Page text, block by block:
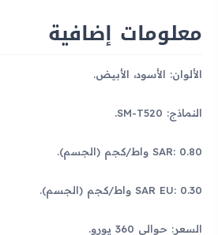
معلومات إضافية
الألوان: الأسود، الأبيض.
النماذج: SM-T520.
SAR: 0.80 واط/كجم (الجسم).
SAR EU: 0.30 واط/كجم (الجسم).
السعر: حوالي 360 يورو.